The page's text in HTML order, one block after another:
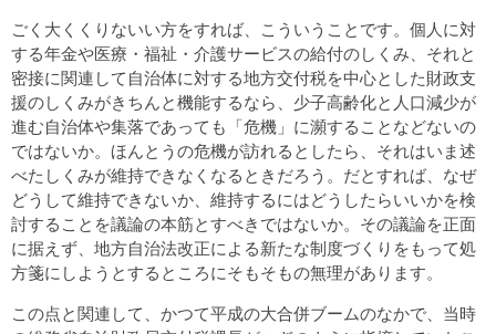
ごく大くくりないい方をすれば、こういうことです。個人に対
する年金や医療・福祉・介護サービスの給付のしくみ、それと
密接に関連して自治体に対する地方交付税を中心とした財政支
援のしくみがきちんと機能するなら、少子高齢化と人口減少が
進む自治体や集落であっても「危機」に瀕することなどないの
ではないか。ほんとうの危機が訪れるとしたら、それはいま述
べたしくみが維持できなくなるときだろう。だとすれば、なぜ
どうして維持できないか、維持するにはどうしたらいいかを検
討することを議論の本筋とすべきではないか。その議論を正面
に据えず、地方自治法改正による新たな制度づくりをもって処
方箋にしようとするところにそもそもの無理があります。
この点と関連して、かつて平成の大合併ブームのなかで、当時